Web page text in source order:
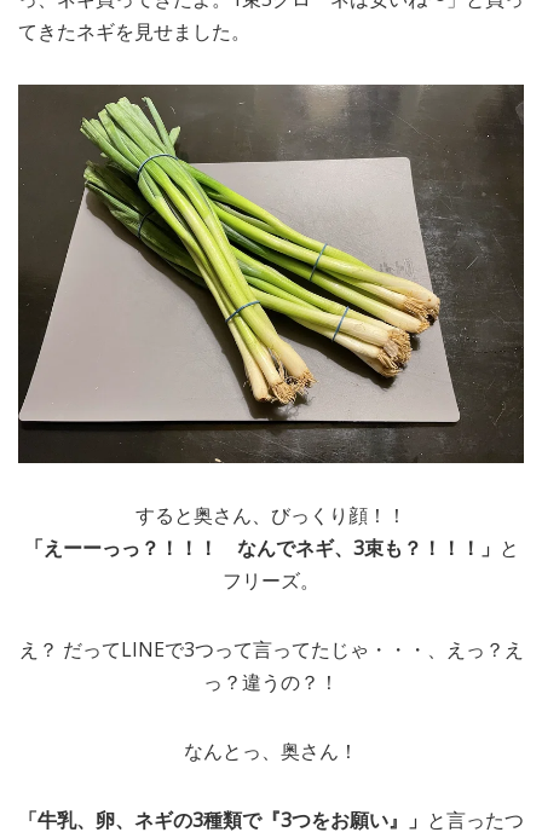
てきたネギを見せました。
すると奥さん、びっくり顔！！
「えーーっっ？！！！ なんでネギ、3束も？！！！」 と
フリーズ。
え？ だってLINEで3つって言ってたじゃ・・・、えっ？え
っ？違うの？！
なんとっ、奥さん！
「牛乳、卵、ネギの3種類で『3つをお願い』」 と言ったつ